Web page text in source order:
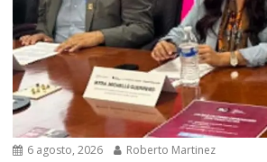
6 agosto, 2026 Roberto Martinez